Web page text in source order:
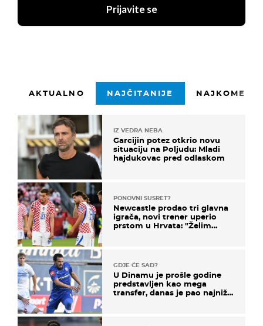
Prijavite se
AKTUALNO NAJČITANIJE
IZ VEDRA NEBA
Garcijin potez otkrio novu
situaciju na Poljudu: Mladi
hajdukovac pred odlaskom
PONOVNI SUSRET?
Newcastle prodao tri glavna
igrača, novi trener uperio
prstom u Hrvata: "Želim
GDJE ĆE SAD?
U Dinamu je prošle godine
predstavljen kao mega
transfer, danas je pao najniže